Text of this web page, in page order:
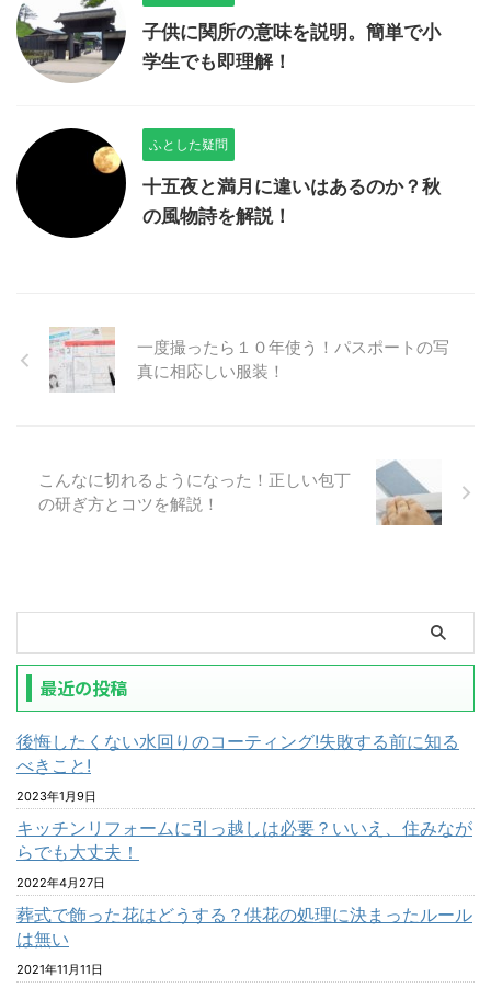
子供に関所の意味を説明。簡単で小
学生でも即理解！
ふとした疑問
十五夜と満月に違いはあるのか？秋
の風物詩を解説！
一度撮ったら１０年使う！パスポートの写
真に相応しい服装！
こんなに切れるようになった！正しい包丁
の研ぎ方とコツを解説！
最近の投稿
後悔したくない水回りのコーティング!失敗する前に知る
べきこと!
2023年1月9日
キッチンリフォームに引っ越しは必要？いいえ、住みなが
らでも大丈夫！
2022年4月27日
葬式で飾った花はどうする？供花の処理に決まったルール
は無い
2021年11月11日